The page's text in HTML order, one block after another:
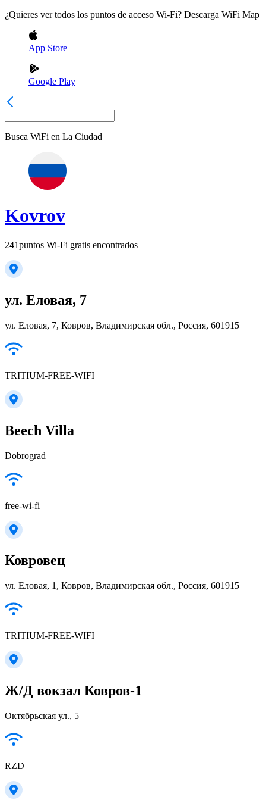
¿Quieres ver todos los puntos de acceso Wi-Fi? Descarga WiFi Map
App Store
Google Play
Busca WiFi en La Ciudad
Kovrov
241puntos Wi-Fi gratis encontrados
ул. Еловая, 7
ул. Еловая, 7, Ковров, Владимирская обл., Россия, 601915
TRITIUM-FREE-WIFI
Beech Villa
Dobrograd
free-wi-fi
Ковровец
ул. Еловая, 1, Ковров, Владимирская обл., Россия, 601915
TRITIUM-FREE-WIFI
Ж/Д вокзал Ковров-1
Октябрьская ул., 5
RZD